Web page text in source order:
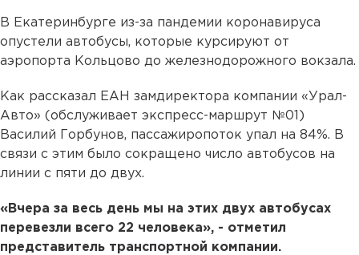
В Екатеринбурге из-за пандемии коронавируса
опустели автобусы, которые курсируют от
аэропорта Кольцово до железнодорожного вокзала.
Как рассказал ЕАН замдиректора компании «Урал-
Авто» (обслуживает экспресс-маршрут №01)
Василий Горбунов, пассажиропоток упал на 84%. В
связи с этим было сокращено число автобусов на
линии с пяти до двух.
«Вчера за весь день мы на этих двух автобусах
перевезли всего 22 человека», - отметил
представитель транспортной компании.